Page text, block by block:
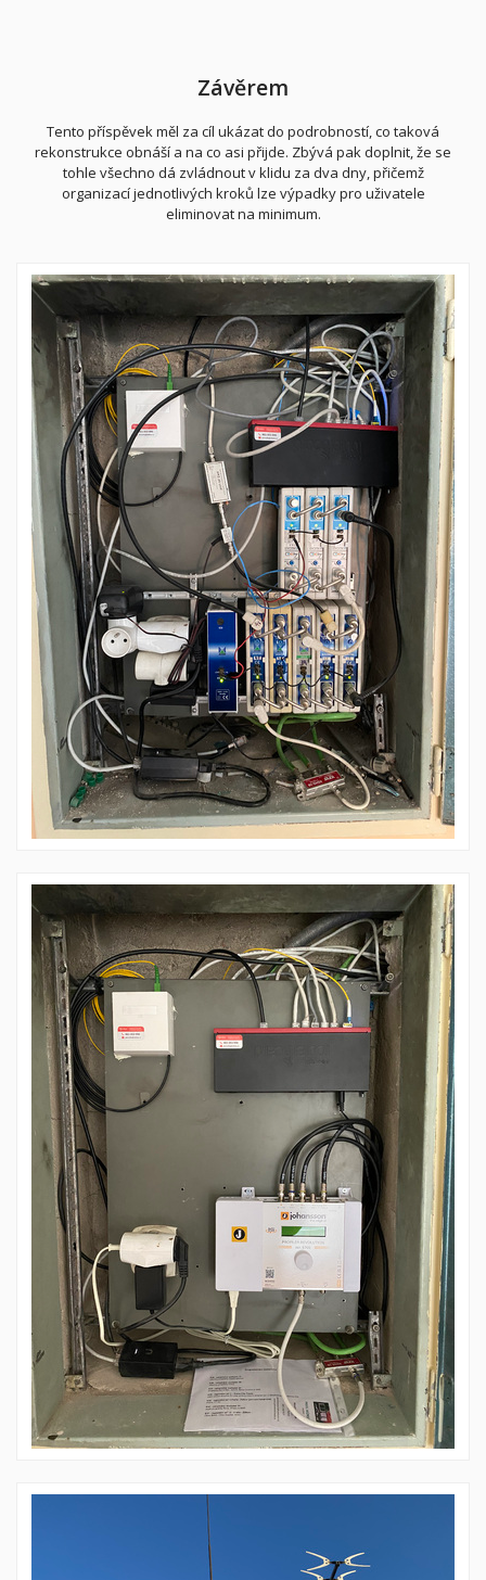
Závěrem
Tento příspěvek měl za cíl ukázat do podrobností, co taková
rekonstrukce obnáší a na co asi přijde. Zbývá pak doplnit, že se
tohle všechno dá zvládnout v klidu za dva dny, přičemž
organizací jednotlivých kroků lze výpadky pro uživatele
eliminovat na minimum.